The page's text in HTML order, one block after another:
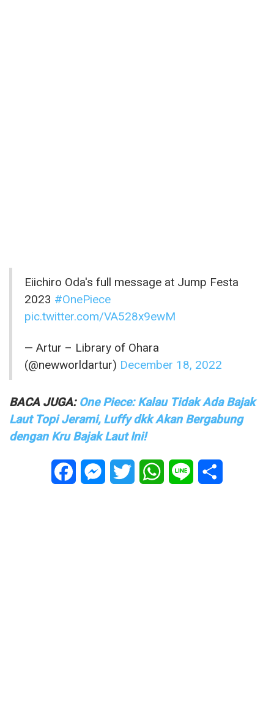
Eiichiro Oda's full message at Jump Festa
2023 #OnePiece
pic.twitter.com/VA528x9ewM
— Artur – Library of Ohara
(@newworldartur) December 18, 2022
BACA JUGA: One Piece: Kalau Tidak Ada Bajak
Laut Topi Jerami, Luffy dkk Akan Bergabung
dengan Kru Bajak Laut Ini!
FacebookMessenger
Twitter WhatsApp
Line